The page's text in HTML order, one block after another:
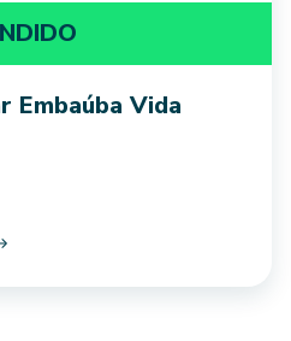
Embaúba Vida